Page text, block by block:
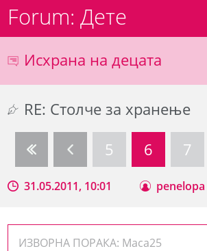
Forum: Дете
Исхрана на децата
RE: Столче за хранење
5
6 7
31.05.2011, 10:01 penelopa
ИЗВОРНА ПОРАКА: Maca25